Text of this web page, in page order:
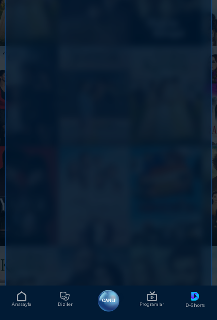
Anasayfa Diziler
CANLI
Programlar D-Shorts